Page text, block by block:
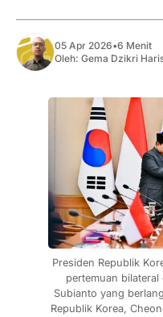
05 Apr 2026•6 Menit
Oleh: Gema Dzikri
Presiden Republik
pertemuan
Subianto yang
Republik Korea,